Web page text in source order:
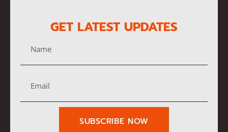
GET LATEST UPDATES
SUBSCRIBE NOW